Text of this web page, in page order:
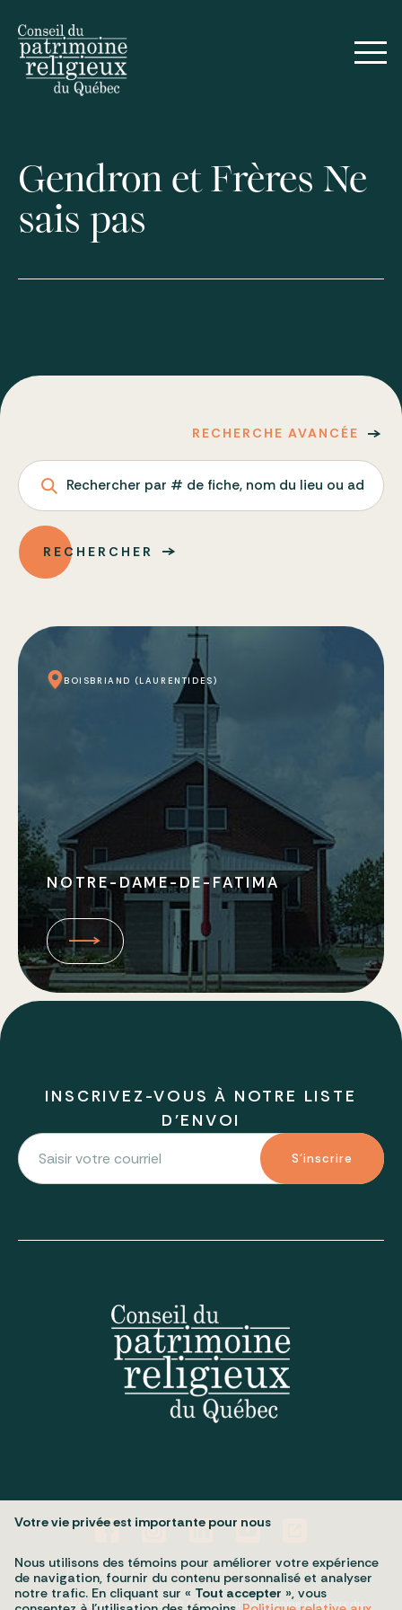
Gendron et Frères Ne
sais pas
RECHERCHE AVANCÉE
Rechercher par # de fiche, nom du lieu ou adresse
RECHERCHER
BOISBRIAND (LAURENTIDES)
NOTRE-DAME-DE-FATIMA
INSCRIVEZ-VOUS À NOTRE LISTE
D'ENVOI
S'inscrire
Politique de confidentialité Mes préférences cookies
Tous droits réservés 2026 © Conseil du patrimoine religieux du
Votre vie privée est importante pour nous
Nous utilisons des témoins pour améliorer votre expérience
de navigation, fournir du contenu personnalisé et analyser
notre trafic. En cliquant sur « Tout accepter », vous